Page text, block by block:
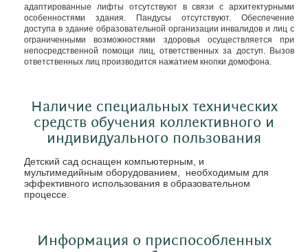
адаптированные лифты отсутствуют в связи с архитектурными
особенностями здания. Пандусы отсутствуют. Обеспечение
доступа в здание образовательной организации инвалидов и лиц с
ограниченными возможностями здоровья осуществляется при
непосредственной помощи лиц, ответственных за доступ. Вызов
ответственных лиц производится нажатием кнопки домофона.
Наличие специальных технических
средств обучения коллективного и
индивидуального пользования
Детский сад оснащен компьютерным, и
мультимедийным оборудованием, необходимым для
эффективного использования в образовательном
процессе.
Информация о приспособленных